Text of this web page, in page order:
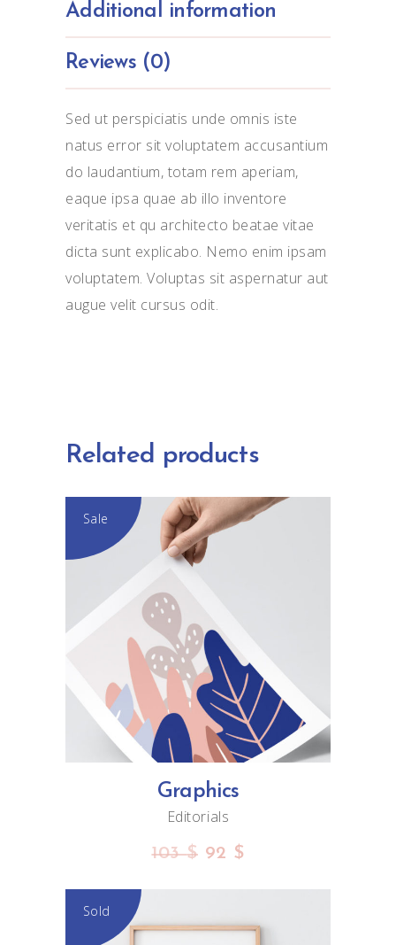
Additional information
Reviews (0)
Sed ut perspiciatis unde omnis iste
natus error sit voluptatem accusantium
do laudantium, totam rem aperiam,
eaque ipsa quae ab illo inventore
veritatis et qu architecto beatae vitae
dicta sunt explicabo. Nemo enim ipsam
voluptatem. Voluptas sit aspernatur aut
augue velit cursus odit.
Related products
Sale
ADD TO CART
Graphics
Editorials
103$ 92 $
Sold